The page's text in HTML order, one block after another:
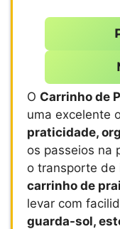
O Carrinho de
uma excelente
praticidade,
os passeios na
o transporte de
carrinho de
levar com
guarda-sol,